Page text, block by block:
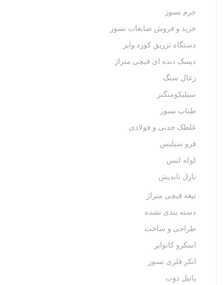
جرم نسوز
خرید و فروش ضایعات نسوز
دستگاه تزریق کورد وایر
دیسک دنده ای قیچی متراژ
زغال سنگ
سیلیکومنگنز
طناب نسوز
غلطک چدنی و فولادی
فرو سیلیس
لوله لنس
نازل تاندیش
تیغه قیچی متراژ
دسته بندی نشده
طراحی و ساخت
اسکرو کانوایر
انکر فلزی نسوز
پاتیل ذوب